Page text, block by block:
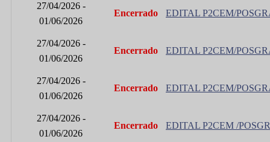
27/04/2026 -
01/06/2026
Encerrado EDITAL P2CEM/
27/04/2026 -
01/06/2026
Encerrado EDITAL P2CEM/
27/04/2026 -
01/06/2026
Encerrado EDITAL P2CEM/
27/04/2026 -
01/06/2026
Encerrado EDITAL P2CEM /